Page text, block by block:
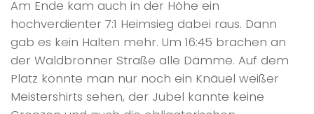
Am Ende kam auch in der Höhe ein
hochverdienter 7:1 Heimsieg dabei raus. Dann
gab es kein Halten mehr. Um 16:45 brachen an
der Waldbronner Straße alle Dämme. Auf dem
Platz konnte man nur noch ein Knäuel weißer
Meistershirts sehen, der Jubel kannte keine